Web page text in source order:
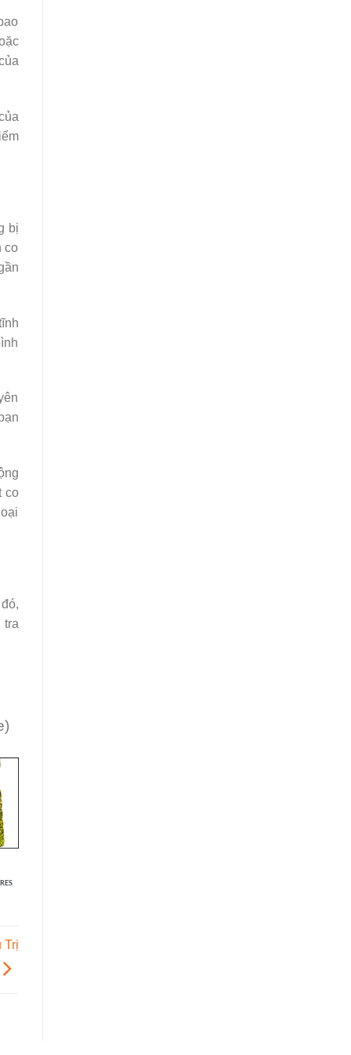
bị
co
co
tra
Trị